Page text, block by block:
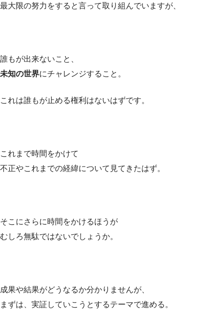
最大限の努力をすると言って取り組んでいますが、
誰もが出来ないこと、
未知の世界にチャレンジすること。
これは誰もが止める権利はないはずです。
これまで時間をかけて
不正やこれまでの経緯について見てきたはず。
そこにさらに時間をかけるほうが
むしろ無駄ではないでしょうか。
成果や結果がどうなるか分かりませんが、
まずは、実証していこうとするテーマで進める。